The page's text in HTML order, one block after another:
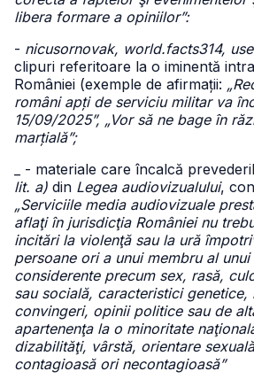
libera formare a opiniilor”:
- nicusornovak, world.facts314,
clipuri referitoare la o iminentă
României (exemple de afirmații:
români apți de serviciu militar va
15/09/2025”, „Vor să ne bage în
marțială”;
_ - materiale care încalcă
lit. a) din Legea audiovizualului,
„Serviciile media audiovizuale
aflaţi în jurisdicţia României nu
incitări la violenţă sau la ură
persoane ori a unui membru al
considerente precum sex, rasă,
sau socială, caracteristici genetice,
convingeri, opinii politice sau de
apartenenţa la o minoritate
dizabilităţi, vârstă, orientare
contagioasă ori necontagioasă”